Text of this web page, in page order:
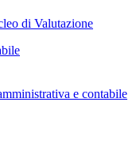
di Valutazione
e contabile